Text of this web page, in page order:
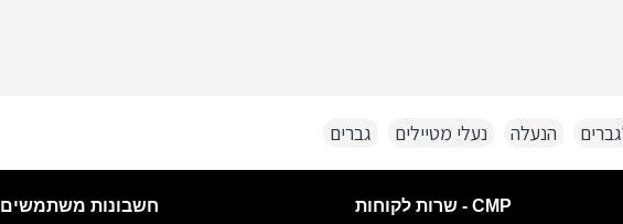
הנעלה נעלי מטיילים גברים
CMP - שרות לקוחות חשבונות משתמשים